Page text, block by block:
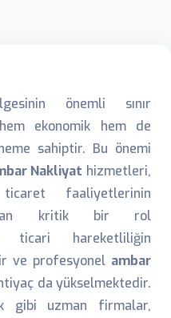
önemli sınır
ekonomik hem de
sahiptir. Bu önemi
Nakliyat hizmetleri,
faaliyetlerinin
kritik bir rol
ticari hareketliliğin
ve profesyonel ambar
da yükselmektedir.
gibi uzman firmalar,